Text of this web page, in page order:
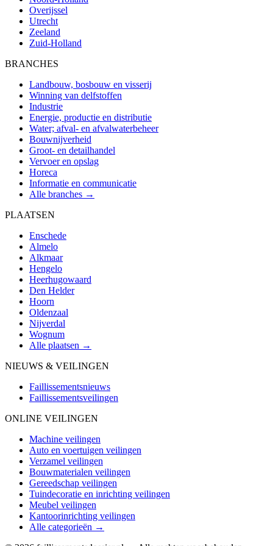
Overijssel
Utrecht
Zeeland
Zuid-Holland
BRANCHES
Landbouw, bosbouw en visserij
Winning van delfstoffen
Industrie
Energie, productie en distributie
Water; afval- en afvalwaterbeheer
Bouwnijverheid
Groot- en detailhandel
Vervoer en opslag
Horeca
Informatie en communicatie
Alle branches →
PLAATSEN
Enschede
Almelo
Alkmaar
Hengelo
Heerhugowaard
Den Helder
Hoorn
Oldenzaal
Nijverdal
Wognum
Alle plaatsen →
NIEUWS & VEILINGEN
Faillissementsnieuws
Faillissementsveilingen
ONLINE VEILINGEN
Machine veilingen
Auto en voertuigen veilingen
Verzamel veilingen
Bouwmaterialen veilingen
Gereedschap veilingen
Tuindecoratie en inrichting veilingen
Meubel veilingen
Kantoorinrichting veilingen
Alle categorieën →